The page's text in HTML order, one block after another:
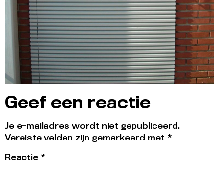
Geef een reactie
Je e-mailadres wordt niet gepubliceerd.
Vereiste velden zijn gemarkeerd met *
Reactie *